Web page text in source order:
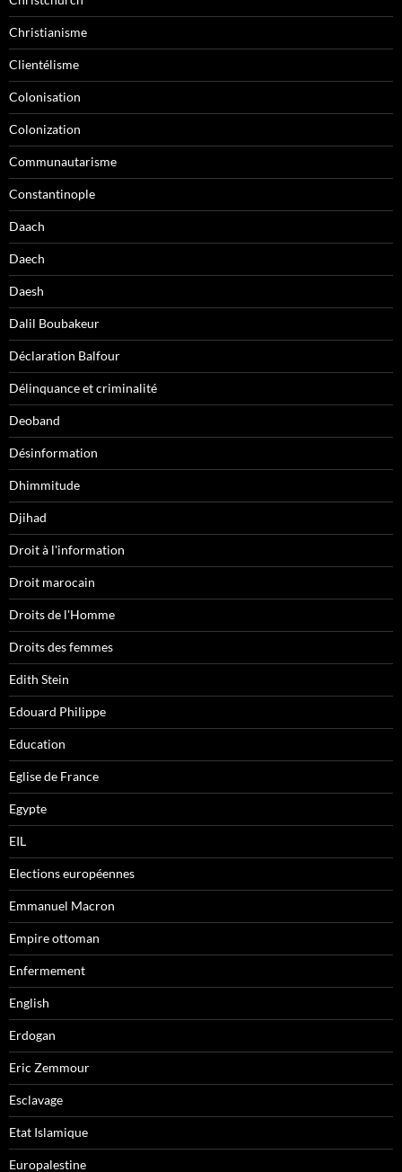
Christianisme
Clientélisme
Colonisation
Colonization
Communautarisme
Constantinople
Daach
Daech
Daesh
Dalil Boubakeur
Déclaration Balfour
Délinquance et criminalité
Deoband
Désinformation
Dhimmitude
Djihad
Droit à l'information
Droit marocain
Droits de l'Homme
Droits des femmes
Edith Stein
Edouard Philippe
Education
Eglise de France
Egypte
EIL
Elections européennes
Emmanuel Macron
Empire ottoman
Enfermement
English
Erdogan
Eric Zemmour
Esclavage
Etat Islamique
Europalestine